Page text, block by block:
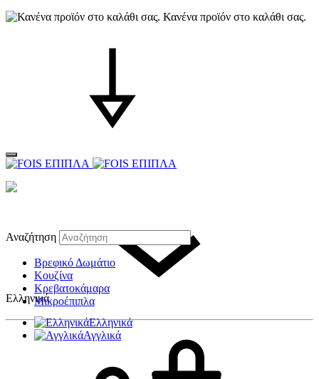
Κανένα προϊόν στο καλάθι σας.
Ελληνικά
Ελληνικά
Αγγλικά
Αναζήτηση
Βρεφικό Δωμάτιο
Κουζίνα
Κρεβατοκάμαρα
Μικροέπιπλα